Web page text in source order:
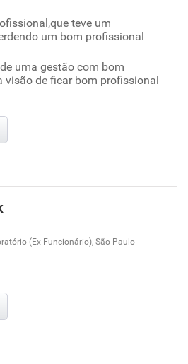
teve um
um bom profissional
uma gestão com bom
visão de ficar bom profissional
(Ex-Funcionário), São Paulo